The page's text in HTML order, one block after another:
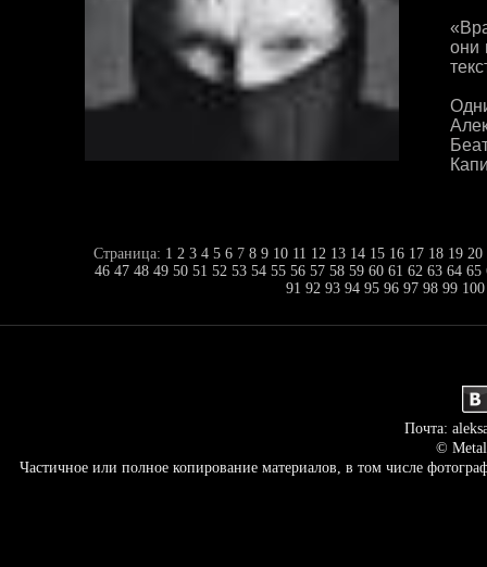
они
Страница: 1 2 3 4 5 6 7 8 9 10 11 12 13 14 15 16 17 18 19 20
46 47 48 49 50 51 52 53 54 55 56 57 58 59 60 61 62 63 64 65
91 92 93 94 95 96 97 98 99 100
Почта:
©
Частичное или полное копирование материалов, в том числе